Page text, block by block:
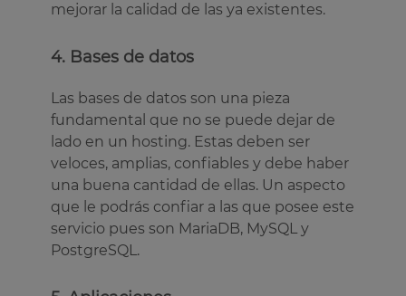
mejorar la calidad de las ya existentes.
4. Bases de datos
Las bases de datos son una pieza
fundamental que no se puede dejar de
lado en un hosting. Estas deben ser
veloces, amplias, confiables y debe haber
una buena cantidad de ellas. Un aspecto
que le podrás confiar a las que posee este
servicio pues son MariaDB, MySQL y
PostgreSQL.